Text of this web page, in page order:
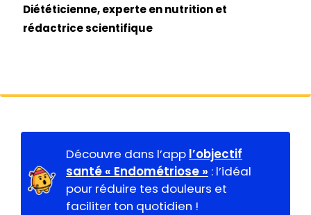
Diététicienne, experte en nutrition et
rédactrice scientifique
Découvre dans l’app l’objectif
santé « Endométriose » : l’idéal
pour réduire tes douleurs et
faciliter ton quotidien !